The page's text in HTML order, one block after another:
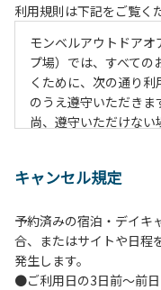
利用規則は下記をご覧く
モンベルアウトドア
プ場）では、すべての
くために、次の通り
のうえ遵守いただきま
尚、遵守いただけな
【ご案内ならびに注意
２．利⽤上のルールを
努めてください。
３．安全管理上、お⼦
い。
キャンセル規定
予約済みの宿泊・デイキ
合、またはサイトや日程
発生します。
●ご利用日の3日前～前